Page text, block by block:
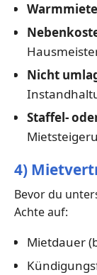
Nicht
Staffel-
4)
Bevor du
Achte auf:
Mietdauer